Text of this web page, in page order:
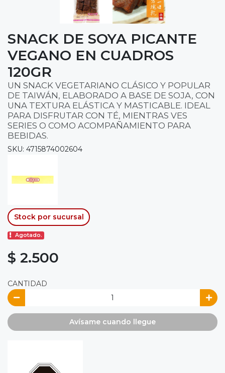
SNACK DE SOYA PICANTE
VEGANO EN CUADROS
120GR
UN SNACK VEGETARIANO CLÁSICO Y POPULAR
DE TAIWÁN, ELABORADO A BASE DE SOJA, CON
UNA TEXTURA ELÁSTICA Y MASTICABLE. IDEAL
PARA DISFRUTAR CON TÉ, MIENTRAS VES
SERIES O COMO ACOMPAÑAMIENTO PARA
BEBIDAS.
SKU: 4715874002604
Stock por sucursal
Agotado.
$ 2.500
CANTIDAD
Avísame cuando llegue